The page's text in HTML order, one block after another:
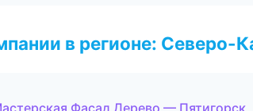
в регионе: Северо-
Фасад Дерево — Пятигорск